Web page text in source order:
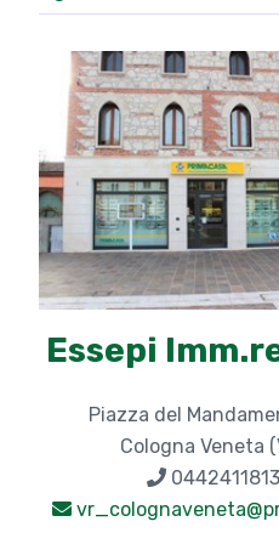
Essepi
Piazza del
Cologna Veneta
0442411813